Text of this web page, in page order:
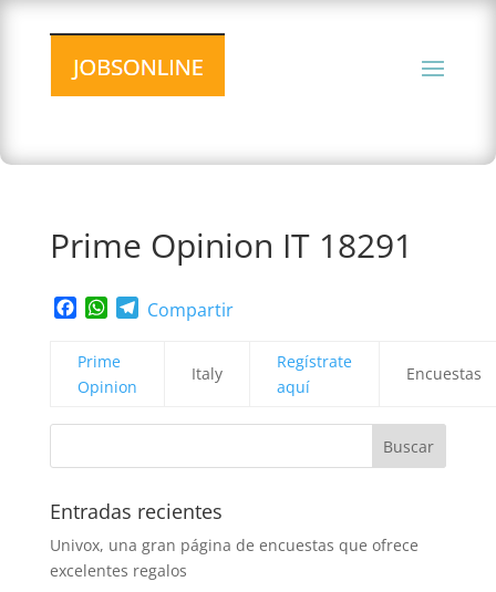
Prime Opinion IT 18291
Facebook
WhatsApp
Telegram
Compartir
Prime
Opinion
Italy
Regístrate
aquí
Encuestas
Entradas recientes
Univox, una gran página de encuestas que ofrece
excelentes regalos